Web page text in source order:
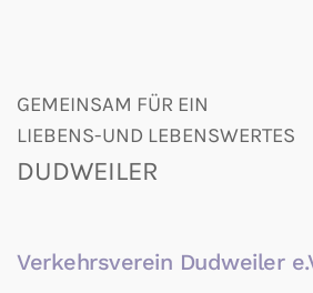
GEMEINSAM FÜR EIN
LIEBENS-UND LEBENSWERTES
DUDWEILER
Verkehrsverein Dudweiler